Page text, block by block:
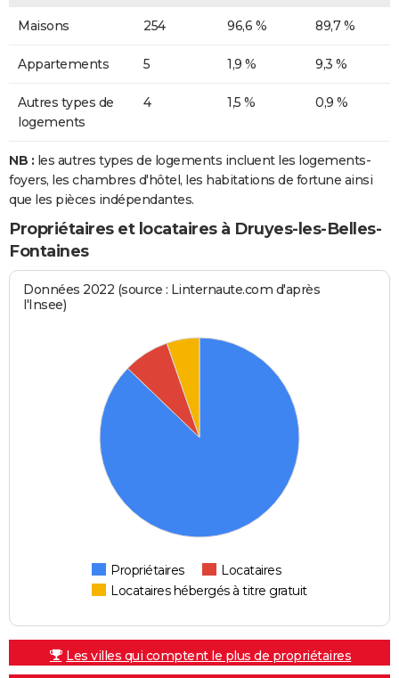
Maisons 254 96,6 % 89,7 %
Appartements 5 1,9 % 9,3 %
Autres types de
logements
4 1,5 % 0,9 %
NB : les autres types de logements incluent les logements-
foyers, les chambres d'hôtel, les habitations de fortune ainsi
que les pièces indépendantes.
Propriétaires et locataires à Druyes-les-Belles-
Fontaines
Données 2022 (source : Linternaute.com d'après
l'Insee)
Propriétaires
Locataires
Locataires hébergés à titre gratuit
Les villes qui comptent le plus de propriétaires